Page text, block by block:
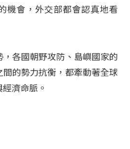
機會，外交部都會認真地看
各國朝野攻防、島嶼國家的
的勢力抗衡，都牽動著全球
濟命脈。